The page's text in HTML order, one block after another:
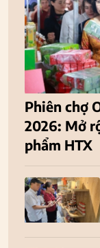
Phiên chợ
2026: Mở
phẩm HTX